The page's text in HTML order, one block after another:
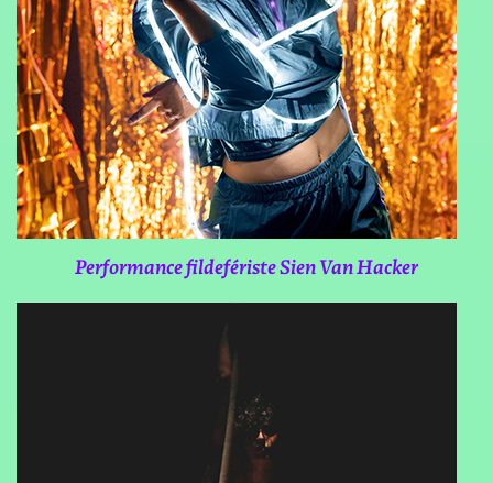
Performance fildefériste Sien Van Hacker